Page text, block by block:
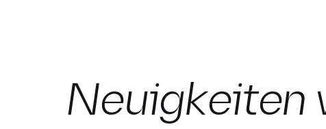
Neuigkeiten